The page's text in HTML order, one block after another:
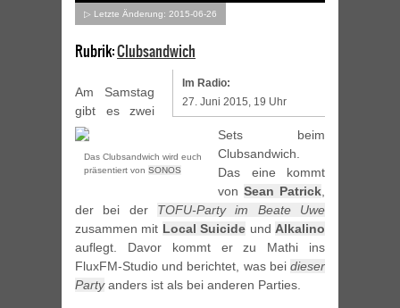
▷ Letzte Änderung: 2015-06-26
Rubrik:Clubsandwich
Im Radio:
27. Juni 2015, 19 Uhr
Das Clubsandwich wird euch
präsentiert von SONOS
Am Samstag
gibt es zwei
Sets beim
Clubsandwich.
Das eine kommt
von Sean Patrick,
der bei der TOFU-Party im Beate Uwe
zusammen mit Local Suicide undAlkalino
auflegt. Davor kommt er zu Mathi ins
FluxFM-Studio und berichtet, was bei dieser
Partyanders ist als bei anderen Parties.